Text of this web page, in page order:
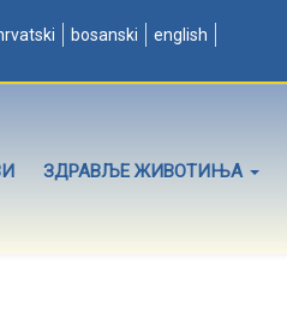
bosanski english
ЗДРАВЉЕ ЖИВОТИЊА